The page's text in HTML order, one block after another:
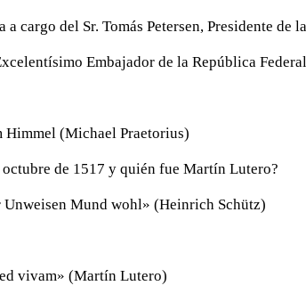
a cargo del Sr. Tomás Petersen, Presidente de
Embajador de la República
Himmel (Michael Praetorius)
octubre de 1517 y quién fue Martín Lutero?
Unweisen Mund wohl» (Heinrich Schütz)
vivam» (Martín Lutero)